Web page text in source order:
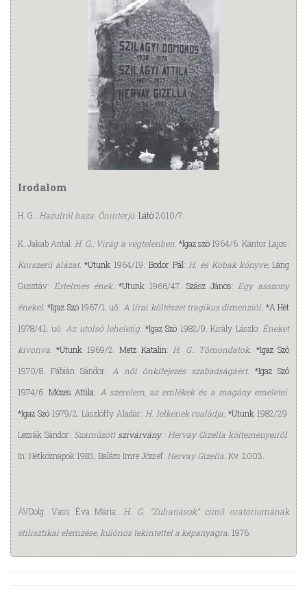
Irodalom
H. G.: Hazulról haza. Öninterjú. Látó2010/7.
K. Jakab Antal:H. G.: Virág a végtelenben. *Igaz szó1964/6. Kántor Lajos:
Korszerű alázat. *Utunk 1964/19. Bodor Pál:H. és Kobak könyve;Láng
Gusztáv: Értelmes ének. *Utunk 1966/47. Szász János:Egy asszony
énekel. *Igaz Szó1967/1; uő: A lírai költészet tragikus dimenziói. *A Hét
1978/41; uő: Az utolsó leheletig. *Igaz Szó 1982/9. Király László: Éneket
kivonva. *Utunk 1969/2.Metz Katalin:H. G.: Tőmondatok. *Igaz Szó
1970/8. Fábián Sándor: A női önkifejezés szabadságáért. *Igaz Szó
1974/6.Mózes Attila: A szerelem, az emlékek és a magány emeletei.
*Igaz Szó1979/2. Lászlóffy Aladár: H. lelkének családja. *Utunk 1982/29.
Lezsák Sándor: Száműzött szivárvány: Hervay Gizella költeményeiről.
In: Hétköznapok 1983; Balázs Imre József: Hervay Gizella. Kv. 2003.
ÁVDolg. Vass Éva Mária: H. G. “Zuhanások” című oratóriumának
stilisztikai elemzése, különös tekintettel a képanyagra. 1976.